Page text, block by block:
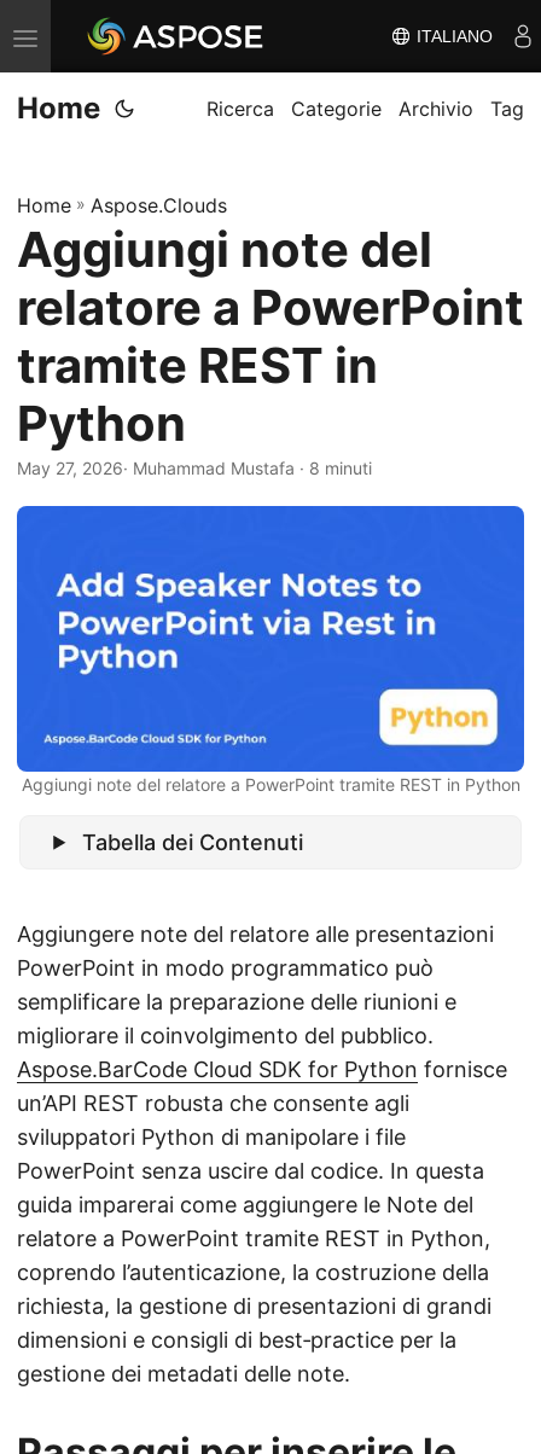
V
ä
x
n
a
i
g
e
r
i
n
g
ITALIANO
Home Ricerca Categorie Archivio Tag
Home » Aspose.Clouds
Aggiungi note del
relatore a PowerPoint
tramite REST in
Python
May 27, 2026· Muhammad Mustafa · 8 minuti
Aggiungi note del relatore a PowerPoint tramite REST in Python
Tabella dei Contenuti
Aggiungere note del relatore alle presentazioni
PowerPoint in modo programmatico può
semplificare la preparazione delle riunioni e
migliorare il coinvolgimento del pubblico.
Aspose.BarCode Cloud SDK for Python fornisce
un’API REST robusta che consente agli
sviluppatori Python di manipolare i file
PowerPoint senza uscire dal codice. In questa
guida imparerai come aggiungere le Note del
relatore a PowerPoint tramite REST in Python,
coprendo l’autenticazione, la costruzione della
richiesta, la gestione di presentazioni di grandi
dimensioni e consigli di best‑practice per la
gestione dei metadati delle note.